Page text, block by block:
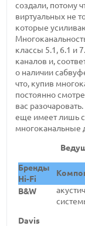
создали, потому
виртуальных не
которые
классы 5.1, 6.1 и
каналов и,
о наличии
что, купив
постоянно
вас
еще имеет лишь
многоканальные
Бренды
Hi-Fi
B&W
Davis